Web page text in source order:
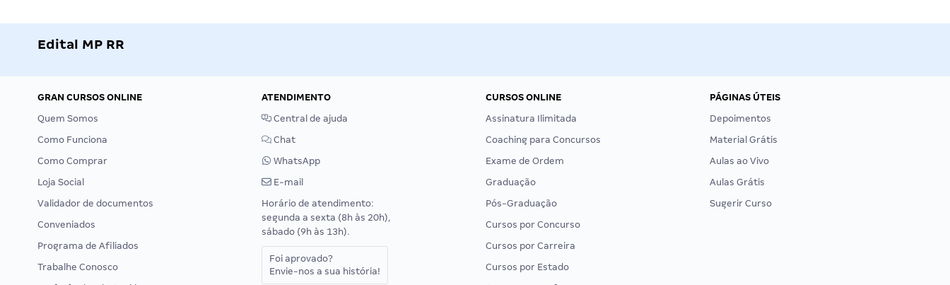
Edital MP RR
GRAN CURSOS ONLINE
Quem Somos
Como Funciona
Como Comprar
Loja Social
Validador de documentos
Conveniados
Programa de Afiliados
Trabalhe Conosco
ATENDIMENTO
Central de ajuda
Chat
WhatsApp
E-mail
Horário de atendimento:
segunda a sexta (8h às 20h),
sábado (9h às 13h).
Foi aprovado?
Envie-nos a sua história!
CURSOS ONLINE
Assinatura Ilimitada
Coaching para Concursos
Exame de Ordem
Graduação
Pós-Graduação
Cursos por Concurso
Cursos por Carreira
Cursos por Estado
PÁGINAS ÚTEIS
Depoimentos
Material Grátis
Aulas ao Vivo
Aulas Grátis
Sugerir Curso